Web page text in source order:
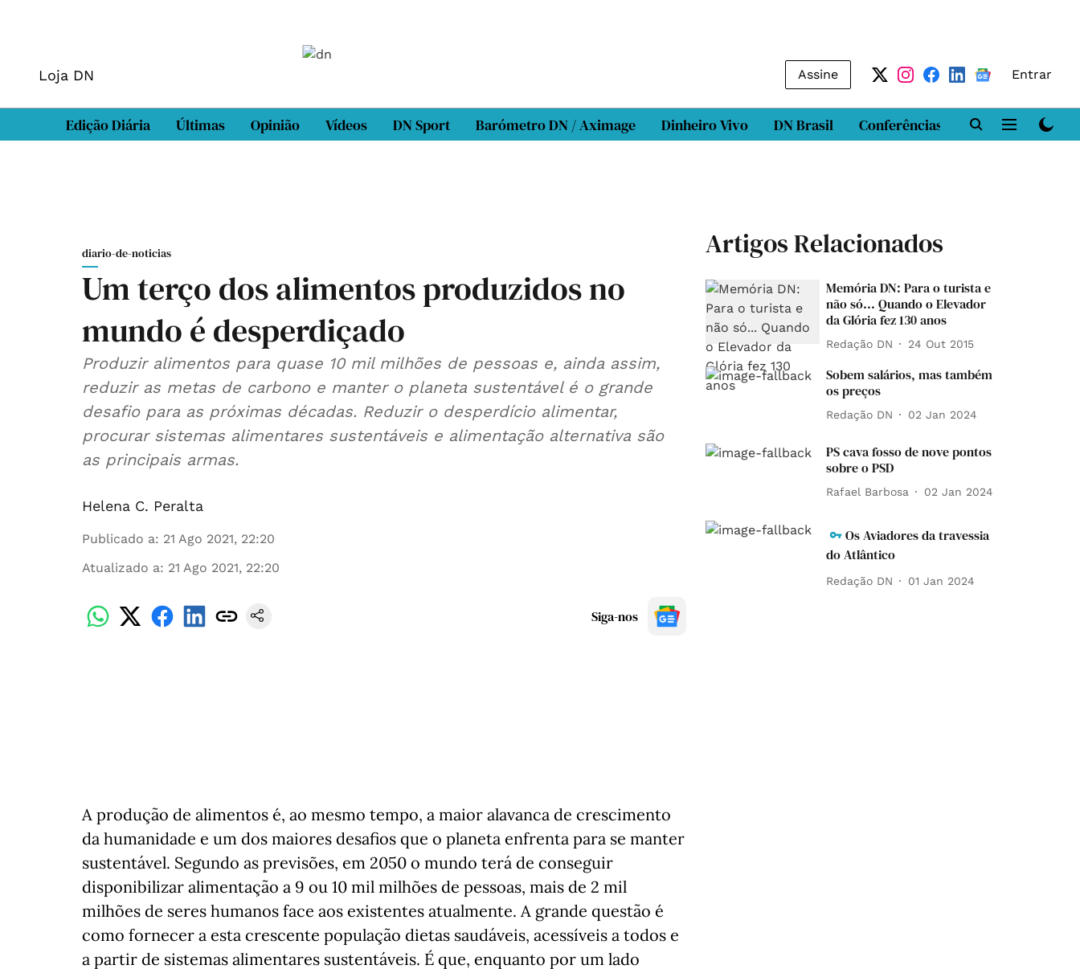
Loja DN Assine Entrar
Edição Diária Últimas Opinião Vídeos DN Sport Barómetro DN / Aximage Dinheiro Vivo DN Brasil Conferências DN LAB
diario-de-noticias
Um terço dos alimentos produzidos no
mundo é desperdiçado
Produzir alimentos para quase 10 mil milhões de pessoas e, ainda assim,
reduzir as metas de carbono e manter o planeta sustentável é o grande
desafio para as próximas décadas. Reduzir o desperdício alimentar,
procurar sistemas alimentares sustentáveis e alimentação alternativa são
as principais armas.
Helena C. Peralta
Publicado a: 21 Ago 2021, 22:20
Atualizado a: 21 Ago 2021, 22:20
Siga-nos
A produção de alimentos é, ao mesmo tempo, a maior alavanca de crescimento
da humanidade e um dos maiores desafios que o planeta enfrenta para se manter
sustentável. Segundo as previsões, em 2050 o mundo terá de conseguir
disponibilizar alimentação a 9 ou 10 mil milhões de pessoas, mais de 2 mil
milhões de seres humanos face aos existentes atualmente. A grande questão é
como fornecer a esta crescente população dietas saudáveis, acessíveis a todos e
a partir de sistemas alimentares sustentáveis. É que, enquanto por um lado
Artigos Relacionados
Memória DN: Para o turista e
não só... Quando o Elevador
da Glória fez 130 anos
Redação DN 24 Out 2015
Sobem salários, mas também
os preços
Redação DN 02 Jan 2024
PS cava fosso de nove pontos
sobre o PSD
Rafael Barbosa 02 Jan 2024
Os Aviadores da travessia
do Atlântico
Redação DN 01 Jan 2024